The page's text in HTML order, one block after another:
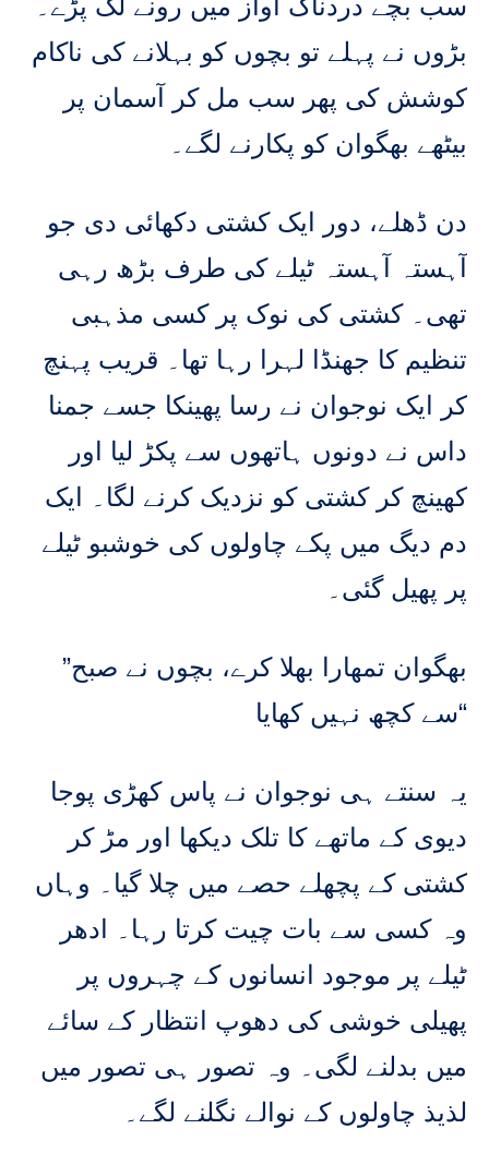
سب بچے دردناک آواز میں رونے لگ پڑے۔
بڑوں نے پہلے تو بچوں کو بہلانے کی ناکام
کوشش کی پھر سب مل کر آسمان پر
بیٹھے بھگوان کو پکارنے لگے۔
دن ڈھلے، دور ایک کشتی دکھائی دی جو
آہستہ آہستہ ٹیلے کی طرف بڑھ رہی
تھی۔ کشتی کی نوک پر کسی مذہبی
تنظیم کا جھنڈا لہرا رہا تھا۔ قریب پہنچ
کر ایک نوجوان نے رسا پھینکا جسے جمنا
داس نے دونوں ہاتھوں سے پکڑ لیا اور
کھینچ کر کشتی کو نزدیک کرنے لگا۔ ایک
دم دیگ میں پکے چاولوں کی خوشبو ٹیلے
پر پھیل گئی۔
”بھگوان تمھارا بھلا کرے، بچوں نے صبح
سے کچھ نہیں کھایا“
یہ سنتے ہی نوجوان نے پاس کھڑی پوجا
دیوی کے ماتھے کا تلک دیکھا اور مڑ کر
کشتی کے پچھلے حصے میں چلا گیا۔ وہاں
وہ کسی سے بات چیت کرتا رہا۔ ادھر
ٹیلے پر موجود انسانوں کے چہروں پر
پھیلی خوشی کی دھوپ انتظار کے سائے
میں بدلنے لگی۔ وہ تصور ہی تصور میں
لذیذ چاولوں کے نوالے نگلنے لگے۔